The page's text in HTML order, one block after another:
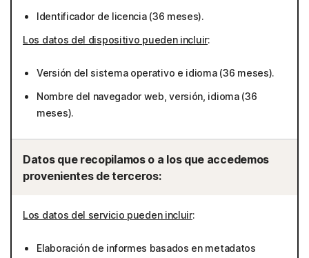
Identificador de licencia (36 meses).
Los datos del dispositivo pueden incluir:
Versión del sistema operativo e idioma (36 meses).
Nombre del navegador web, versión, idioma (36
meses).
Datos que recopilamos o a los que accedemos
provenientes de terceros:
Los datos del servicio pueden incluir:
Elaboración de informes basados en metadatos